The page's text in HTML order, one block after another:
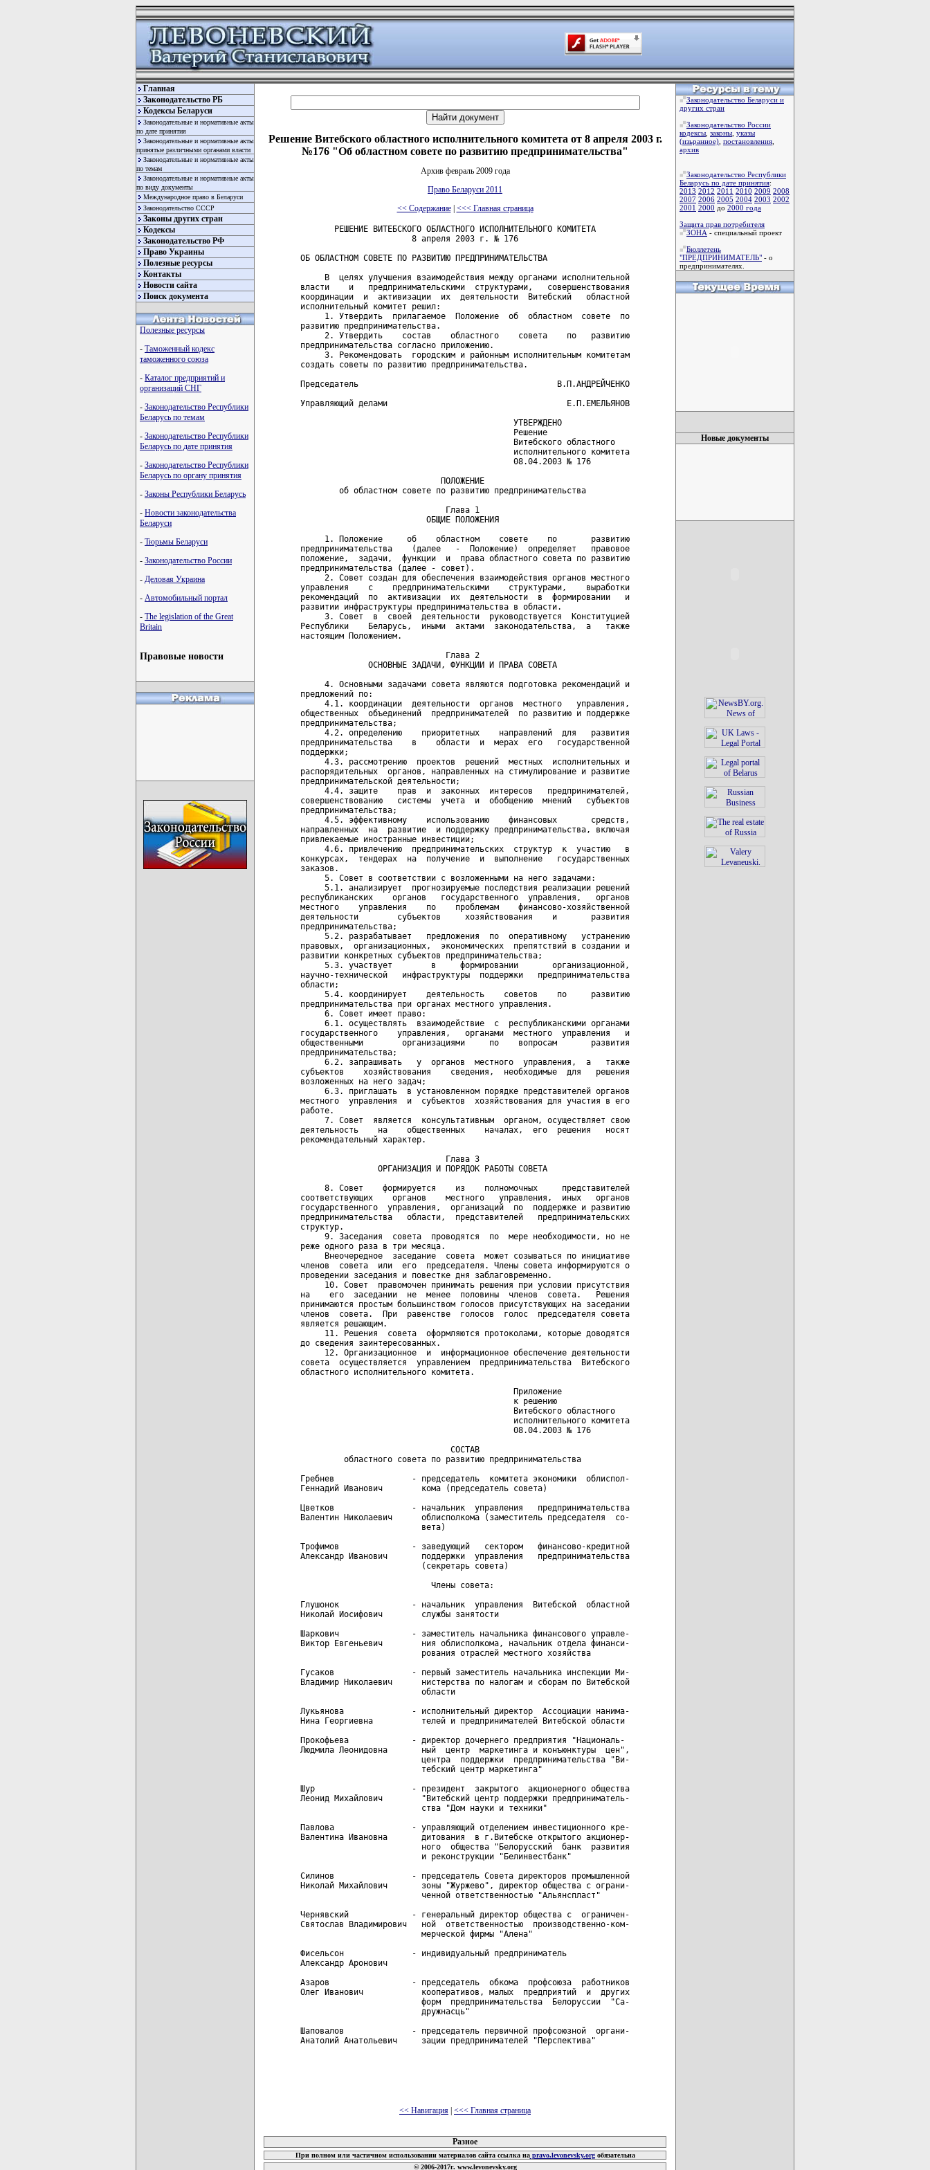
Главная
Законодательство РБ
Кодексы Беларуси
Законодательные и нормативные акты
по дате принятия
Законодательные и нормативные акты
принятые различными органами власти
Законодательные и нормативные акты
по темам
Законодательные и нормативные акты
по виду документы
Международное право в Беларуси
Законодательство СССР
Законы других стран
Кодексы
Законодательство РФ
Право Украины
Полезные ресурсы
Контакты
Новости сайта
Поиск документа
Полезные ресурсы
- Таможенный кодекс
таможенного союза
- Каталог предприятий и
организаций СНГ
- Законодательство Республики
Беларусь по темам
- Законодательство Республики
Беларусь по дате принятия
- Законодательство Республики
Беларусь по органу принятия
- Законы Республики Беларусь
- Новости законодательства
Беларуси
- Тюрьмы Беларуси
- Законодательство России
- Деловая Украина
- Автомобильный портал
- The legislation of the Great
Britain
Правовые новости
Решение Витебского областного исполнительного комитета от 8 апреля 2003 г.
№176 "Об областном совете по развитию предпринимательства"
Архив февраль 2009 года
Право Беларуси 2011
<< Содержание| <<< Главная страница
       РЕШЕНИЕ ВИТЕБСКОГО ОБЛАСТНОГО ИСПОЛНИТЕЛЬНОГО КОМИТЕТА
                       8 апреля 2003 г. № 176
ОБ ОБЛАСТНОМ СОВЕТЕ ПО РАЗВИТИЮ ПРЕДПРИНИМАТЕЛЬСТВА
     В  целях улучшения взаимодействия между органами исполнительной
власти    и   предпринимательскими  структурами,   совершенствования
координации  и  активизации  их  деятельности  Витебский   областной
исполнительный комитет решил:
     1. Утвердить  прилагаемое  Положение  об  областном  совете  по
развитию предпринимательства.
     2. Утвердить    состав    областного    совета    по   развитию
предпринимательства согласно приложению.
     3. Рекомендовать  городским и районным исполнительным комитетам
создать советы по развитию предпринимательства.
Председатель                                         В.П.АНДРЕЙЧЕНКО
Управляющий делами                                     Е.П.ЕМЕЛЬЯНОВ
                                            УТВЕРЖДЕНО
                                            Решение
                                            Витебского областного
                                            исполнительного комитета
                                            08.04.2003 № 176
                             ПОЛОЖЕНИЕ
        об областном совете по развитию предпринимательства
                              Глава 1
                          ОБЩИЕ ПОЛОЖЕНИЯ
     1. Положение     об    областном    совете    по       развитию
предпринимательства    (далее   -  Положение)  определяет   правовое
положение,  задачи,  функции  и  права областного совета по развитию
предпринимательства (далее - совет).
     2. Совет создан для обеспечения взаимодействия органов местного
управления    с    предпринимательскими    структурами,    выработки
рекомендаций  по  активизации  их  деятельности  в  формировании   и
развитии инфраструктуры предпринимательства в области.
     3. Совет  в  своей  деятельности  руководствуется  Конституцией
Республики    Беларусь,  иными  актами  законодательства,  а   также
настоящим Положением.
                              Глава 2
              ОСНОВНЫЕ ЗАДАЧИ, ФУНКЦИИ И ПРАВА СОВЕТА
     4. Основными задачами совета являются подготовка рекомендаций и
предложений по:
     4.1. координации  деятельности  органов  местного   управления,
общественных  объединений  предпринимателей  по развитию и поддержке
предпринимательства;
     4.2. определению    приоритетных    направлений  для   развития
предпринимательства    в    области  и  мерах  его   государственной
поддержки;
     4.3. рассмотрению  проектов  решений  местных  исполнительных и
распорядительных  органов, направленных на стимулирование и развитие
предпринимательской деятельности;
     4.4. защите    прав  и  законных  интересов   предпринимателей,
совершенствованию   системы  учета  и  обобщению  мнений   субъектов
предпринимательства;
     4.5. эффективному    использованию    финансовых       средств,
направленных  на  развитие  и поддержку предпринимательства, включая
привлекаемые иностранные инвестиции;
     4.6. привлечению  предпринимательских  структур  к  участию   в
конкурсах,  тендерах  на  получение  и  выполнение   государственных
заказов.
     5. Совет в соответствии с возложенными на него задачами:
     5.1. анализирует  прогнозируемые последствия реализации решений
республиканских    органов   государственного  управления,   органов
местного    управления    по    проблемам    финансово-хозяйственной
деятельности        субъектов     хозяйствования    и       развития
предпринимательства;
     5.2. разрабатывает   предложения  по  оперативному   устранению
правовых,  организационных,  экономических  препятствий в создании и
развитии конкретных субъектов предпринимательства;
     5.3. участвует        в     формировании       организационной,
научно-технической   инфраструктуры  поддержки   предпринимательства
области;
     5.4. координирует    деятельность    советов    по     развитию
предпринимательства при органах местного управления.
     6. Совет имеет право:
     6.1. осуществлять  взаимодействие  с  республиканскими органами
государственного    управления,   органами  местного  управления   и
общественными        организациями     по    вопросам       развития
предпринимательства;
     6.2. запрашивать   у  органов  местного  управления,  а   также
субъектов    хозяйствования    сведения,  необходимые  для   решения
возложенных на него задач;
     6.3. приглашать  в установленном порядке представителей органов
местного  управления  и  субъектов  хозяйствования для участия в его
работе.
     7. Совет  является  консультативным  органом, осуществляет свою
деятельность    на    общественных    началах,  его  решения   носят
рекомендательный характер.
                              Глава 3
                ОРГАНИЗАЦИЯ И ПОРЯДОК РАБОТЫ СОВЕТА
     8. Совет    формируется    из    полномочных     представителей
соответствующих    органов    местного   управления,  иных   органов
государственного  управления,  организаций  по  поддержке и развитию
предпринимательства   области,  представителей   предпринимательских
структур.
     9. Заседания  совета  проводятся  по  мере необходимости, но не
реже одного раза в три месяца.
     Внеочередное  заседание  совета  может созываться по инициативе
членов  совета  или  его  председателя. Члены совета информируются о
проведении заседания и повестке дня заблаговременно.
     10. Совет  правомочен принимать решения при условии присутствия
на    его  заседании  не  менее  половины  членов  совета.   Решения
принимаются простым большинством голосов присутствующих на заседании
членов  совета.  При  равенстве  голосов  голос  председателя совета
является решающим.
     11. Решения  совета  оформляются протоколами, которые доводятся
до сведения заинтересованных.
     12. Организационное  и  информационное обеспечение деятельности
совета  осуществляется  управлением  предпринимательства  Витебского
областного исполнительного комитета.
                                            Приложение
                                            к решению
                                            Витебского областного
                                            исполнительного комитета
                                            08.04.2003 № 176
                               СОСТАВ
         областного совета по развитию предпринимательства
Гребнев                - председатель  комитета экономики  облиспол-
Геннадий Иванович        кома (председатель совета)
Цветков                - начальник  управления   предпринимательства
Валентин Николаевич      облисполкома (заместитель председателя  со-
                         вета)
Трофимов               - заведующий   сектором   финансово-кредитной
Александр Иванович       поддержки  управления   предпринимательства
                         (секретарь совета)
                           Члены совета:
Глушонок               - начальник  управления  Витебской  областной
Николай Иосифович        службы занятости
Шаркович               - заместитель начальника финансового управле-
Виктор Евгеньевич        ния облисполкома, начальник отдела финанси-
                         рования отраслей местного хозяйства
Гусаков                - первый заместитель начальника инспекции Ми-
Владимир Николаевич      нистерства по налогам и сборам по Витебской
                         области
Лукьянова              - исполнительный директор  Ассоциации нанима-
Нина Георгиевна          телей и предпринимателей Витебской области
Прокофьева             - директор дочернего предприятия "Националь-
Людмила Леонидовна       ный  центр  маркетинга и конъюнктуры  цен",
                         центра  поддержки  предпринимательства "Ви-
                         тебский центр маркетинга"
Шур                    - президент  закрытого  акционерного общества
Леонид Михайлович        "Витебский центр поддержки предприниматель-
                         ства "Дом науки и техники"
Павлова                - управляющий отделением инвестиционного кре-
Валентина Ивановна       дитования  в г.Витебске открытого акционер-
                         ного  общества "Белорусский  банк  развития
                         и реконструкции "Белинвестбанк"
Силинов                - председатель Совета директоров промышленной
Николай Михайлович       зоны "Журжево", директор общества с ограни-
                         ченной ответственностью "Альянспласт"
Чернявский             - генеральный директор общества с  ограничен-
Святослав Владимирович   ной  ответственностью  производственно-ком-
                         мерческой фирмы "Алена"
Фисельсон              - индивидуальный предприниматель
Александр Аронович
Азаров                 - председатель  обкома  профсоюза  работников
Олег Иванович            кооперативов, малых  предприятий  и  других
                         форм  предпринимательства  Белоруссии  "Са-
                         дружнасць"
Шаповалов              - председатель первичной профсоюзной  органи-
Анатолий Анатольевич     зации предпринимателей "Перспектива"
<< Навигация <<< Главная страница
Разное
При полном или частичном использовании материалов сайта ссылка наpravo.levonevsky.orgобязательна
© 2006-2017г. www.levonevsky.org
Законодательство Беларуси и
других стран
Законодательство России
кодексы законы указы
(изьранное) постановления
архив
Законодательство Республики
Беларусь по дате принятия:
2013 2012 2011 2010 2009 2008
2007 2006 2005 2004 2003 2002
2001 2000 до 2000 года
Защита прав потребителя
ЗОНА - специальный проект
Бюллетень
"ПРЕДПРИНИМАТЕЛЬ" - о
предпринимателях.
Новые документы